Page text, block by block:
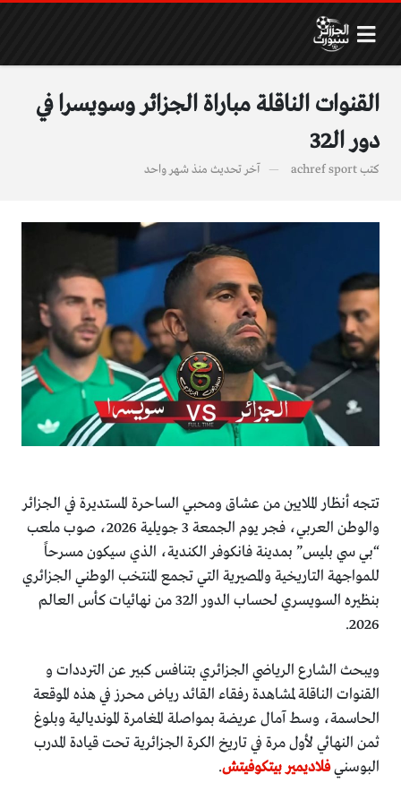
القنوات الناقلة مباراة الجزائر وسويسرا في
دور الـ32
كتبachref sport آخر تحديث منذ شهر واحد
تتجه أنظار الملايين من عشاق ومحبي الساحرة المستديرة في الجزائر
والوطن العربي، فجر يوم الجمعة 3 جويلية 2026، صوب ملعب
“بي سي بليس” بمدينة فانكوفر الكندية، الذي سيكون مسرحاً
للمواجهة التاريخية والمصيرية التي تجمع المنتخب الوطني الجزائري
بنظيره السويسري لحساب الدور الـ32 من نهائيات كأس العالم
2026.
ويبحث الشارع الرياضي الجزائري بتنافس كبير عن الترددات و
القنوات الناقلة لمشاهدة رفقاء القائد رياض محرز في هذه الموقعة
الحاسمة، وسط آمال عريضة بمواصلة المغامرة المونديالية وبلوغ
ثمن النهائي لأول مرة في تاريخ الكرة الجزائرية تحت قيادة المدرب
البوسنيفلاديمير بيتكوفيتش.